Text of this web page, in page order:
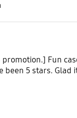
Fun
5 stars. Glad